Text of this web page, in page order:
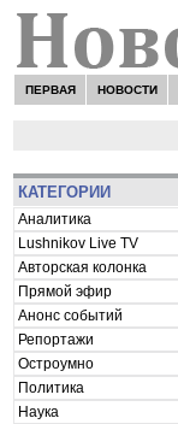
ПЕРВАЯ НОВОСТИ
КАТЕГОРИИ
Аналитика
Lushnikov Live TV
Авторская колонка
Прямой эфир
Анонс событий
Репортажи
Остроумно
Политика
Наука